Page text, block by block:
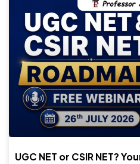
UGC NET or CSIR NET?